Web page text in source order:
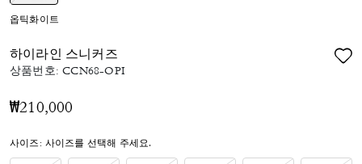
옵틱화이트
하이라인 스니커즈
상품번호:CCN68-OPI
₩210,000
사이즈: 사이즈를 선택해 주세요.